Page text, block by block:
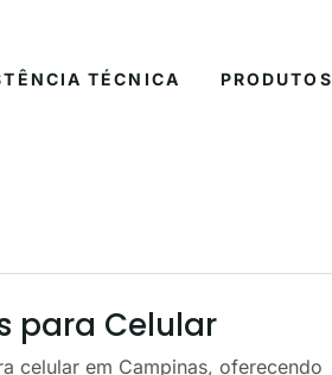
TÉCNICA PRODUTOS
para Celular
celular em Campinas, oferecendo